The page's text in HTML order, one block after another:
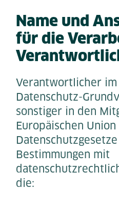
Name und
für die
Verantwortlicher im
Datenschutz-
sonstiger in den
Europäischen
Bestimmungen mit
die: